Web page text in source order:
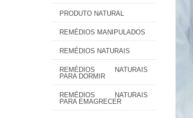
PRODUTO NATURAL
REMÉDIOS MANIPULADOS
REMÉDIOS NATURAIS
REMÉDIOS NATURAIS
PARA DORMIR
REMÉDIOS NATURAIS
PARA EMAGRECER